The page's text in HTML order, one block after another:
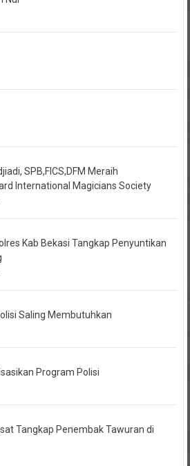
SPB,FICS,DFM Meraih
International Magicians Society
Kab Bekasi Tangkap Penyuntikan
Saling Membutuhkan
Program Polisi
Tangkap Penembak Tawuran di